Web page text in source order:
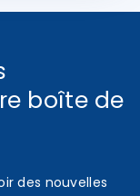
boîte de
des nouvelles